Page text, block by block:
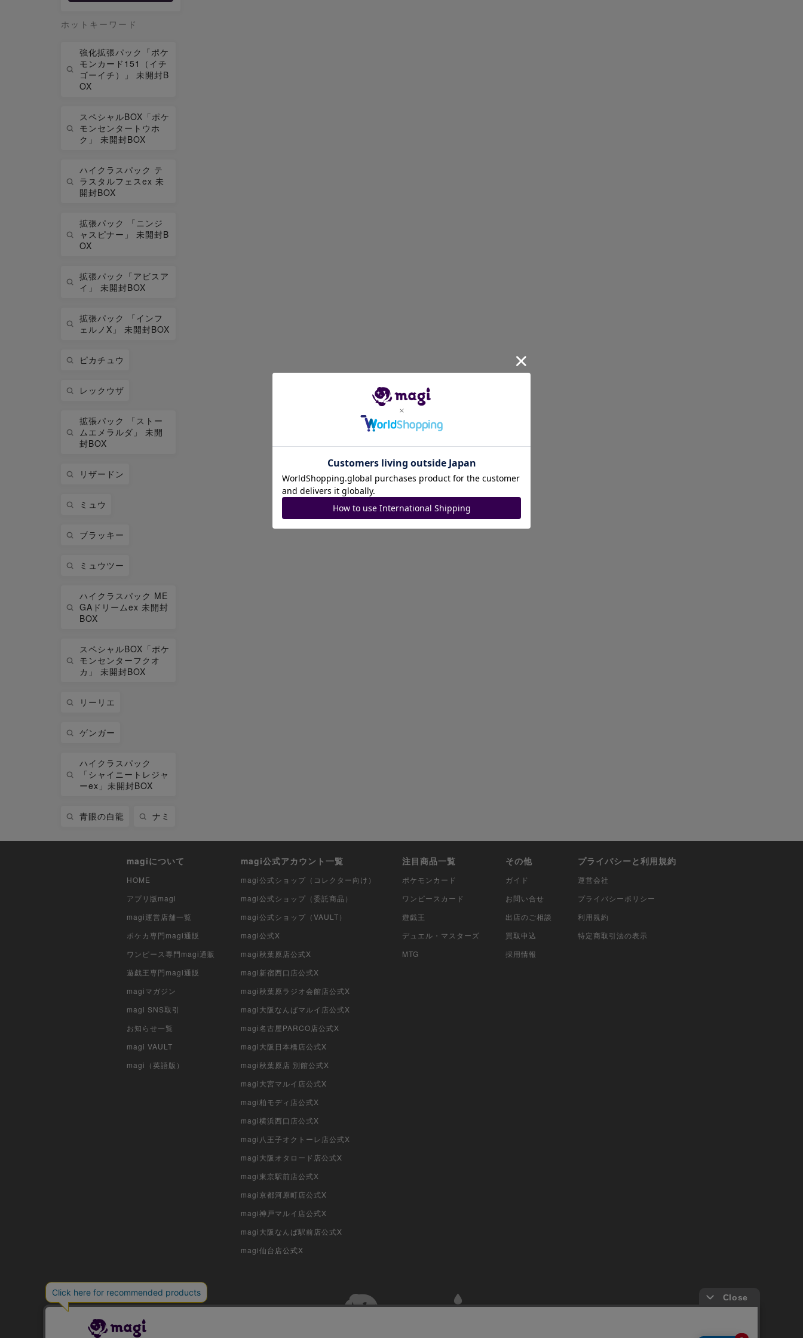
ホットキーワード
強化拡張パック「ポケ
モンカード151（イチ
ゴーイチ）」 未開封B
OX
スペシャルBOX「ポケ
モンセンタートウホ
ク」 未開封BOX
ハイクラスパック テ
ラスタルフェスex 未
開封BOX
拡張パック 「ニンジ
ャスピナー」 未開封B
OX
拡張パック「アビスア
イ」 未開封BOX
拡張パック 「インフ
ェルノX」 未開封BOX
ピカチュウ
レックウザ
拡張パック 「ストー
ムエメラルダ」 未開
封BOX
リザードン
ミュウ
ブラッキー
ミュウツー
ハイクラスパック ME
GAドリームex 未開封
BOX
スペシャルBOX「ポケ
モンセンターフクオ
カ」 未開封BOX
リーリエ
ゲンガー
ハイクラスパック
「シャイニートレジャ
ーex」未開封BOX
青眼の白龍 ナミ
magiについて
HOME
アプリ版magi
magi運営店舗一覧
ポケカ専門magi通販
ワンピース専門magi通販
遊戯王専門magi通販
magiマガジン
magi SNS取引
お知らせ一覧
magi VAULT
magi（英語版）
magi公式アカウント一覧
magi公式ショップ（コレクター向け）
magi公式ショップ（委託商品）
magi公式ショップ（VAULT）
magi公式X
magi秋葉原店公式X
magi新宿西口店公式X
magi秋葉原ラジオ会館店公式X
magi大阪なんばマルイ店公式X
magi名古屋PARCO店公式X
magi大阪日本橋店公式X
magi秋葉原店 別館公式X
magi大宮マルイ店公式X
magi柏モディ店公式X
magi横浜西口店公式X
magi八王子オクトーレ店公式X
magi大阪オタロード店公式X
magi東京駅前店公式X
magi京都河原町店公式X
magi神戸マルイ店公式X
magi大阪なんば駅前店公式X
magi仙台店公式X
注目商品一覧
ポケモンカード
ワンピースカード
遊戯王
デュエル・マスターズ
MTG
その他
ガイド
お問い合せ
出店のご相談
買取申込
採用情報
プライバシーと利用規約
運営会社
プライバシーポリシー
利用規約
特定商取引法の表示